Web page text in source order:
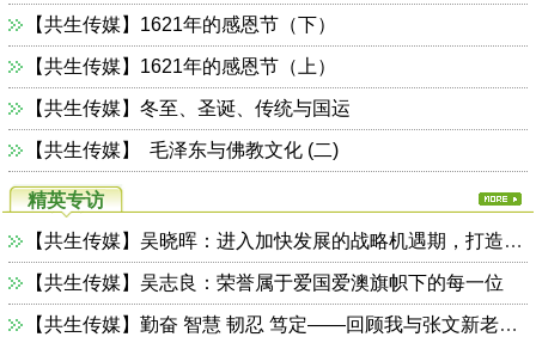
【共生传媒】1621年的感恩节（下）
【共生传媒】1621年的感恩节（上）
【共生传媒】冬至、圣诞、传统与国运
【共生传媒】 ​​​​​​​ ​​​​​​​毛泽东与佛教文化 (二)
精英专访
【共生传媒】吴晓晖：进入加快发展的战略机遇期，打造万亿工业强市
【共生传媒】吴志良：荣誉属于爱国爱澳旗帜下的每一位
【共生传媒】勤奋 智慧 韧忍 笃定——回顾我与张文新老师47年的深情厚谊